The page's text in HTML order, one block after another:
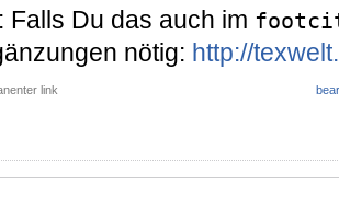
Falls Du das auch im
nötig: http://
link